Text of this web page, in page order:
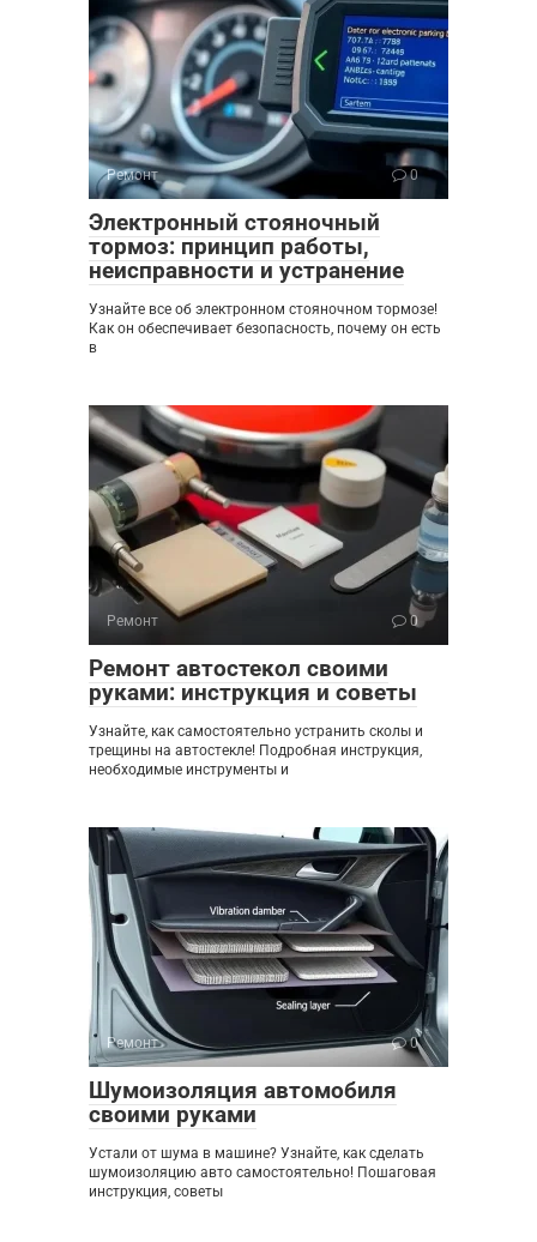
Ремонт 0
Электронный стояночный
тормоз: принцип работы,
неисправности и устранение
Узнайте все об электронном стояночном тормозе!
Как он обеспечивает безопасность, почему он есть
в
Ремонт 0
Ремонт автостекол своими
руками: инструкция и советы
Узнайте, как самостоятельно устранить сколы и
трещины на автостекле! Подробная инструкция,
необходимые инструменты и
Ремонт 0
Шумоизоляция автомобиля
своими руками
Устали от шума в машине? Узнайте, как сделать
шумоизоляцию авто самостоятельно! Пошаговая
инструкция, советы